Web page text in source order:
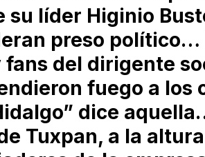
su líder Higinio
preso político…
fans del dirigente
fuego a los
dice
Tuxpan, a la